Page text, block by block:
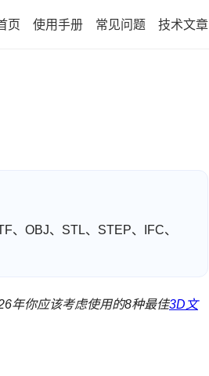
页 使用手册 常见问题 技术文章
、OBJ、STL、STEP、IFC、
年你应该考虑使用的8种最佳3D文